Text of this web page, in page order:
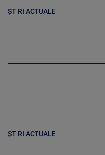
ȘTIRI ACTUALE
ȘTIRI ACTUALE